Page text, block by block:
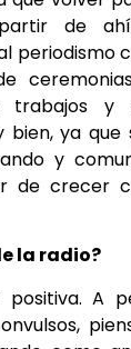
de
periodismo
trabajos y
ya que
y
de crecer
la radio?
positiva. A